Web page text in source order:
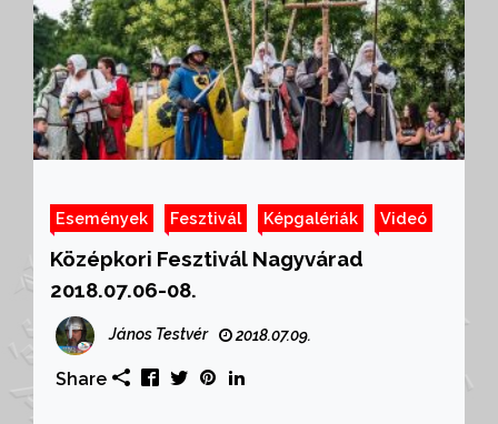
Események Fesztivál Képgalériák Videó
Középkori Fesztivál Nagyvárad
2018.07.06-08.
János Testvér 2018.07.09.
Share